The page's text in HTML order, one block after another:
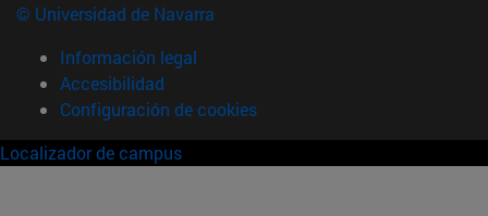
© Universidad de Navarra
Información legal
Accesibilidad
Configuración de cookies
Localizador de campus